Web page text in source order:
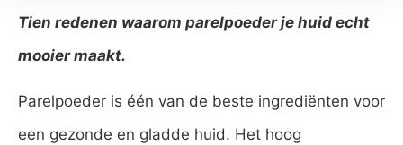
Tien redenen waarom parelpoeder je huid echt
mooier maakt.
Parelpoeder is één van de beste ingrediënten voor
een gezonde en gladde huid. Het hoog